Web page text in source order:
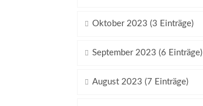
Oktober 2023 (3 Einträge)
September 2023 (6 Einträge)
August 2023 (7 Einträge)